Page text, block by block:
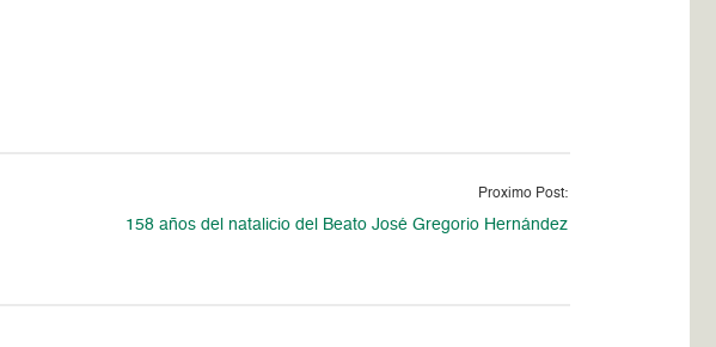
Proximo Post:
158 años del natalicio del Beato José Gregorio Hernández